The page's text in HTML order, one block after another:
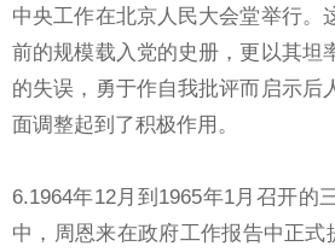
中央工作在北京人民大会堂举行。
前的规模载入党的史册，更以其坦
的失误，勇于作自我批评而启示后
面调整起到了积极作用。
6.1964年12月到1965年1月召开的
中，周恩来在政府工作报告中正式